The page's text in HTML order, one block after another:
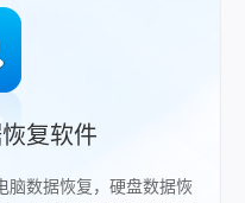
复软件
脑数据恢复，硬盘数据恢